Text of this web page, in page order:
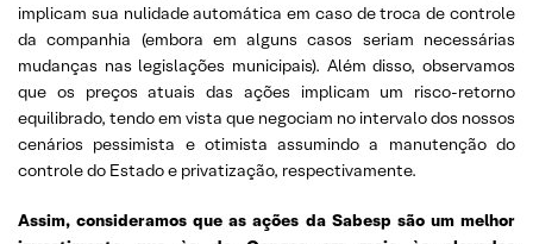
implicam sua nulidade automática em caso de troca de controle
da companhia (embora em alguns casos seriam necessárias
mudanças nas legislações municipais). Além disso, observamos
que os preços atuais das ações implicam um risco-retorno
equilibrado, tendo em vista que negociam no intervalo dos nossos
cenários pessimista e otimista assumindo a manutenção do
controle do Estado e privatização, respectivamente.
Assim, consideramos que as ações da Sabesp são um melhor